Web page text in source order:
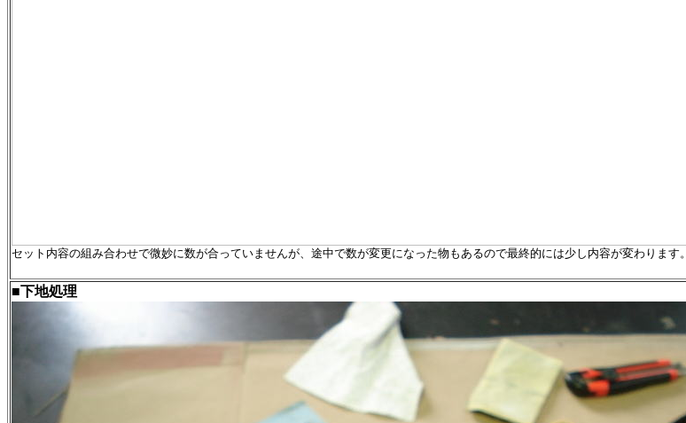
セット内容の組み合わせで微妙に数が合っていませんが、途中で数が変更になった物もあるので最終的には少し内容が変わります。
■下地処理